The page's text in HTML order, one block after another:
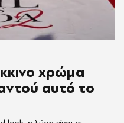
χρώμα
αυτό το